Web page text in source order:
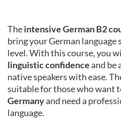
Theintensive German B2
bring your German language
level. With this course, you
linguistic confidenceand be
native speakers with ease.
suitable for those who want
Germanyand need a
language.